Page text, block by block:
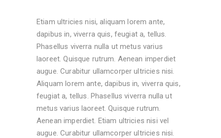
Etiam ultricies nisi, aliquam lorem ante,
dapibus in, viverra quis, feugiat a, tellus.
Phasellus viverra nulla ut metus varius
laoreet. Quisque rutrum. Aenean imperdiet
augue. Curabitur ullamcorper ultricies nisi.
Aliquam lorem ante, dapibus in, viverra quis,
feugiat a, tellus. Phasellus viverra nulla ut
metus varius laoreet. Quisque rutrum.
Aenean imperdiet. Etiam ultricies nisi vel
augue. Curabitur ullamcorper ultricies nisi.